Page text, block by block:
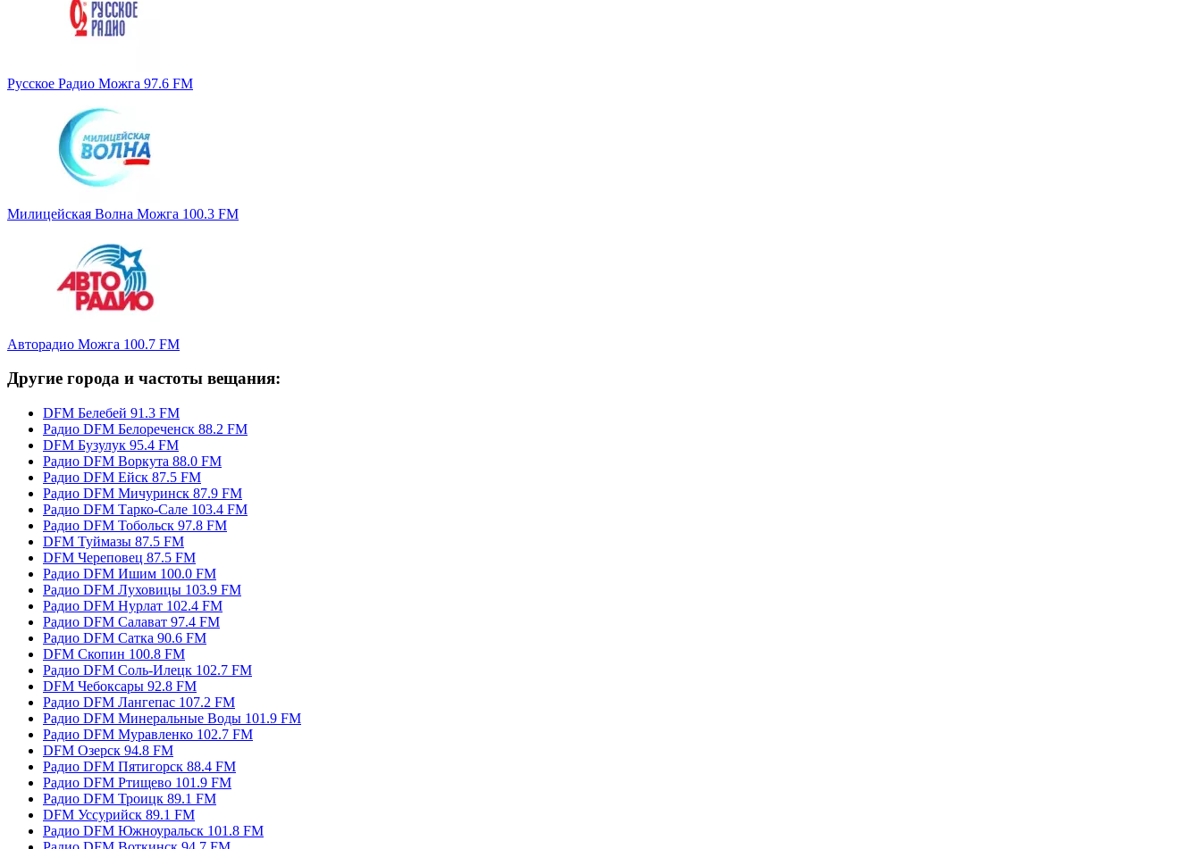
Русское Радио Можга 97.6 FM
Милицейская Волна Можга 100.3 FM
Авторадио Можга 100.7 FM
Другие города и частоты вещания:
DFM Белебей 91.3 FM
Радио DFM Белореченск 88.2 FM
DFM Бузулук 95.4 FM
Радио DFM Воркута 88.0 FM
Радио DFM Ейск 87.5 FM
Радио DFM Мичуринск 87.9 FM
Радио DFM Тарко-Сале 103.4 FM
Радио DFM Тобольск 97.8 FM
DFM Туймазы 87.5 FM
DFM Череповец 87.5 FM
Радио DFM Ишим 100.0 FM
Радио DFM Луховицы 103.9 FM
Радио DFM Нурлат 102.4 FM
Радио DFM Салават 97.4 FM
Радио DFM Сатка 90.6 FM
DFM Скопин 100.8 FM
Радио DFM Соль-Илецк 102.7 FM
DFM Чебоксары 92.8 FM
Радио DFM Лангепас 107.2 FM
Радио DFM Минеральные Воды 101.9 FM
Радио DFM Муравленко 102.7 FM
DFM Озерск 94.8 FM
Радио DFM Пятигорск 88.4 FM
Радио DFM Ртищево 101.9 FM
Радио DFM Троицк 89.1 FM
DFM Уссурийск 89.1 FM
Радио DFM Южноуральск 101.8 FM